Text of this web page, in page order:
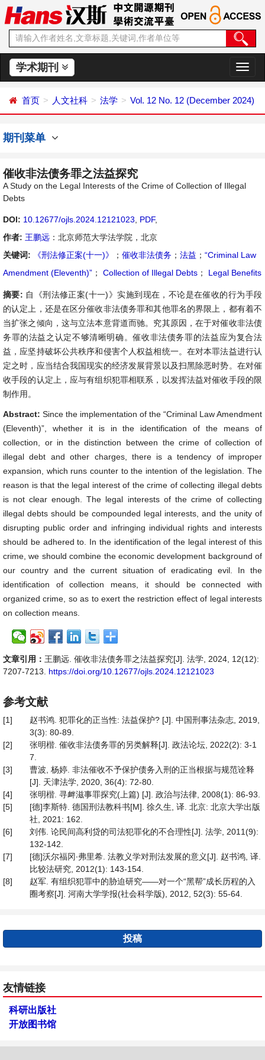
学术期刊
切
换
航
首页 人文社科 法学 Vol. 12 No. 12 (December 2024)
期刊菜单
催收非法债务罪之法益探究
A Study on the Legal Interests of the Crime of Collection of Illegal
Debts
DOI: 10.12677/ojls.2024.12121023 PDF,
作者: 王鹏远 ：北京师范大学法学院，北京
关键词:
《刑法修正案(十一)》 ； 催收非法债务 ； 法益 ； “Criminal Law
Amendment (Eleventh)” ； Collection of Illegal Debts ； Legal Benefits
摘要: 自《刑法修正案(十一)》实施到现在，不论是在催收的行为手段
的认定上，还是在区分催收非法债务罪和其他罪名的界限上，都有着不
当扩张之倾向，这与立法本意背道而驰。究其原因，在于对催收非法债
务罪的法益之认定不够清晰明确。催收非法债务罪的法益应为复合法
益，应坚持破坏公共秩序和侵害个人权益相统一。在对本罪法益进行认
定之时，应当结合我国现实的经济发展背景以及扫黑除恶时势。在对催
收手段的认定上，应与有组织犯罪相联系，以发挥法益对催收手段的限
制作用。
Abstract: Since the implementation of the “Criminal Law Amendment
(Eleventh)”, whether it is in the identification of the means of
collection, or in the distinction between the crime of collection of
illegal debt and other charges, there is a tendency of improper
expansion, which runs counter to the intention of the legislation. The
reason is that the legal interest of the crime of collecting illegal debts
is not clear enough. The legal interests of the crime of collecting
illegal debts should be compounded legal interests, and the unity of
disrupting public order and infringing individual rights and interests
should be adhered to. In the identification of the legal interest of this
crime, we should combine the economic development background of
our country and the current situation of eradicating evil. In the
identification of collection means, it should be connected with
organized crime, so as to exert the restriction effect of legal interests
on collection means.
文章引用： 王鹏远. 催收非法债务罪之法益探究[J]. 法学, 2024, 12(12):
7207-7213. https://doi.org/10.12677/ojls.2024.12121023
参考文献
[1]
赵书鸿. 犯罪化的正当性: 法益保护? [J]. 中国刑事法杂志, 2019,
3(3): 80-89.
[2]
张明楷. 催收非法债务罪的另类解释[J]. 政法论坛, 2022(2): 3-1
7.
[3]
曹波, 杨婷. 非法催收不予保护债务入刑的正当根据与规范诠释
[J]. 天津法学, 2020, 36(4): 72-80.
[4]
张明楷. 寻衅滋事罪探究(上篇) [J]. 政治与法律, 2008(1): 86-93.
[5]
[德]李斯特. 德国刑法教科书[M]. 徐久生, 译. 北京: 北京大学出版
社, 2021: 162.
[6]
刘伟. 论民间高利贷的司法犯罪化的不合理性[J]. 法学, 2011(9):
132-142.
[7]
[德]沃尔福冈∙弗里希. 法教义学对刑法发展的意义[J]. 赵书鸿, 译.
比较法研究, 2012(1): 143-154.
[8]
赵军. 有组织犯罪中的胁迫研究——对一个“黑帮”成长历程的入
圈考察[J]. 河南大学学报(社会科学版), 2012, 52(3): 55-64.
投稿
友情链接
科研出版社
开放图书馆